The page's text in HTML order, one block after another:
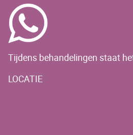
Tijdens behandelingen staat
LOCATIE